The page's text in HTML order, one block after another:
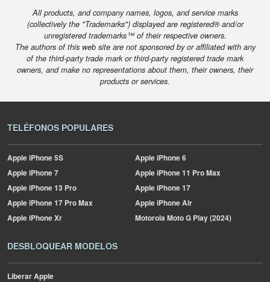
All products, and company names, logos, and service marks
(collectively the "Trademarks") displayed are registered® and/or
unregistered trademarks™ of their respective owners.
The authors of this web site are not sponsored by or affiliated with any
of the third-party trade mark or third-party registered trade mark
owners, and make no representations about them, their owners, their
products or services.
TELÉFONOS POPULARES
AppleiPhone 5S AppleiPhone 6
AppleiPhone 7 AppleiPhone 11 Pro Max
AppleiPhone 13 Pro AppleiPhone 17
AppleiPhone 17 Pro Max AppleiPhone Air
AppleiPhone Xr MotorolaMoto G Play (2024)
DESBLOQUEAR MODELOS
Liberar Apple